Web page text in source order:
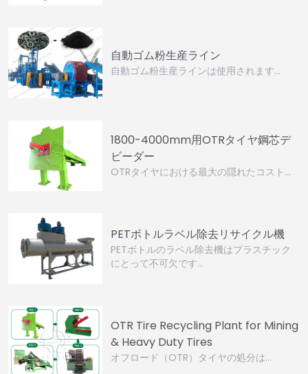
自動ゴム粉生産ライン
自動ゴム粉生産ラインは使用されます…
1800-4000mm用OTRタイヤ鋼芯デ
ビーダー
OTRタイヤにおける最大の隠れたコスト…
PETボトルラベル除去リサイクル機
PETボトルのラベル除去機はプラスチック
にとって不可欠です…
OTR Tire Recycling Plant for Mining
& Heavy Duty Tires
オフロード（OTR）タイヤの処分は…